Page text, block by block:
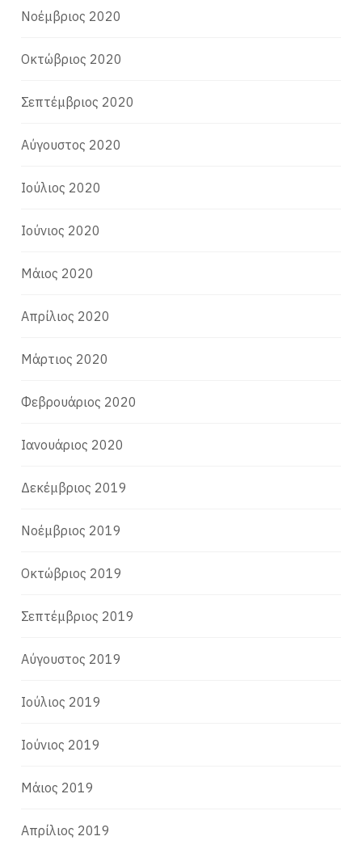
Νοέμβριος 2020
Οκτώβριος 2020
Σεπτέμβριος 2020
Αύγουστος 2020
Ιούλιος 2020
Ιούνιος 2020
Μάιος 2020
Απρίλιος 2020
Μάρτιος 2020
Φεβρουάριος 2020
Ιανουάριος 2020
Δεκέμβριος 2019
Νοέμβριος 2019
Οκτώβριος 2019
Σεπτέμβριος 2019
Αύγουστος 2019
Ιούλιος 2019
Ιούνιος 2019
Μάιος 2019
Απρίλιος 2019